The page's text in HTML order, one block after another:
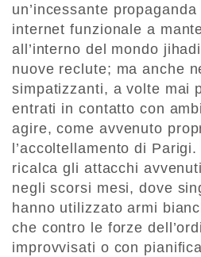
un’incessante
internet funzionale a
all’interno del mondo
nuove reclute; ma anche
simpatizzanti, a volte mai
entrati in contatto con
agire, come avvenuto
l’accoltellamento di
ricalca gli attacchi
negli scorsi mesi, dove
hanno utilizzato armi
che contro le forze
improvvisati o con